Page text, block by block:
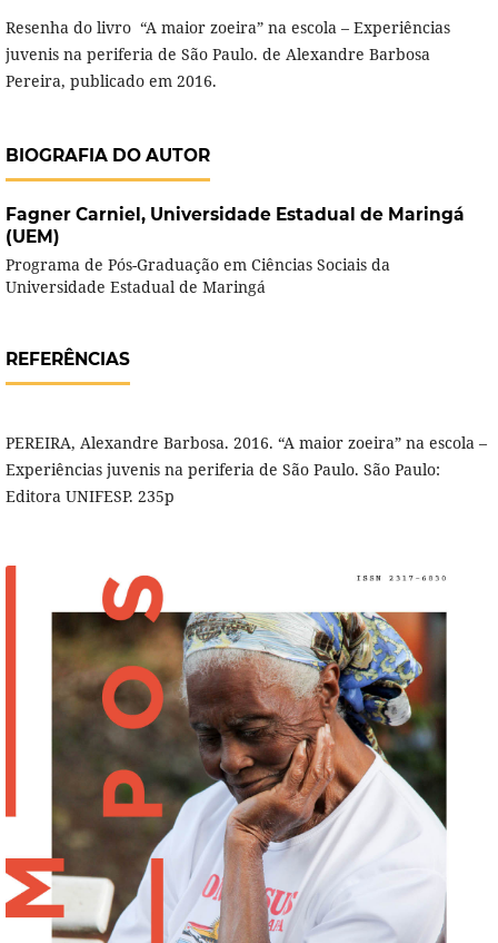
Resenha do livro “A maior zoeira” na escola – Experiências
juvenis na periferia de São Paulo. de Alexandre Barbosa
Pereira, publicado em 2016.
BIOGRAFIA DO AUTOR
Fagner Carniel, Universidade Estadual de Maringá
(UEM)
Programa de Pós-Graduação em Ciências Sociais da
Universidade Estadual de Maringá
REFERÊNCIAS
PEREIRA, Alexandre Barbosa. 2016. “A maior zoeira” na escola –
Experiências juvenis na periferia de São Paulo. São Paulo:
Editora UNIFESP. 235p